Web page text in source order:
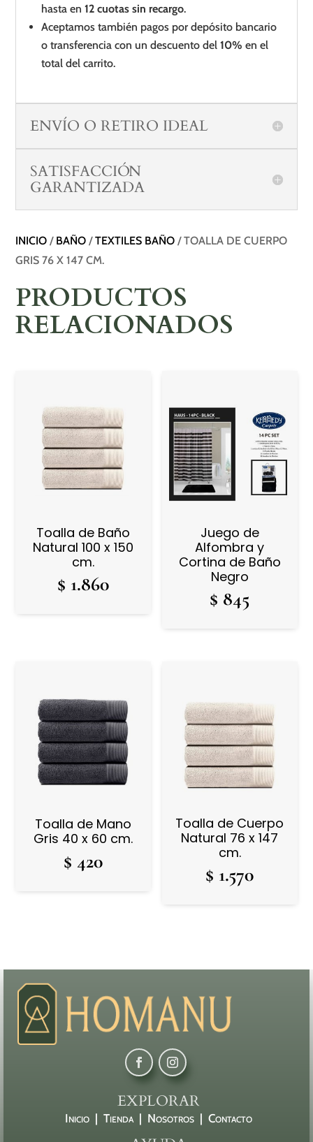
hasta en12 cuotas sin recargo.
Aceptamos también pagos por depósito bancario
o transferencia con un descuento del10% en el
total del carrito.
ENVÍO O RETIRO IDEAL
SATISFACCIÓN
GARANTIZADA
INICIO / BAÑO /TEXTILES BAÑO / TOALLA DE CUERPO
GRIS 76 X 147 CM.
PRODUCTOS
RELACIONADOS
Toalla de Baño
Natural 100 x 150
cm.
$ 1.860
Juego de
Alfombra y
Cortina de Baño
Negro
$ 845
Toalla de Mano
Gris 40 x 60 cm.
$ 420
Toalla de Cuerpo
Natural 76 x 147
cm.
$ 1.570
EXPLORAR
Inicio | Tienda | Nosotros | Contacto